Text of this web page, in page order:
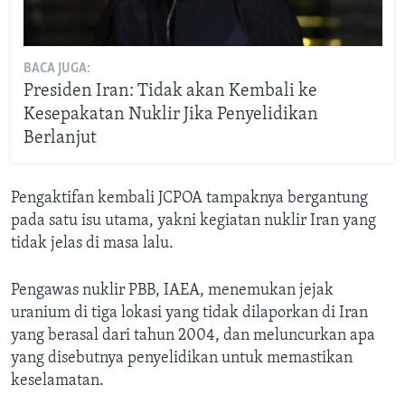
BACA JUGA:
Presiden Iran: Tidak akan Kembali ke
Kesepakatan Nuklir Jika Penyelidikan
Berlanjut
Pengaktifan kembali JCPOA tampaknya bergantung
pada satu isu utama, yakni kegiatan nuklir Iran yang
tidak jelas di masa lalu.
Pengawas nuklir PBB, IAEA, menemukan jejak
uranium di tiga lokasi yang tidak dilaporkan di Iran
yang berasal dari tahun 2004, dan meluncurkan apa
yang disebutnya penyelidikan untuk memastikan
keselamatan.